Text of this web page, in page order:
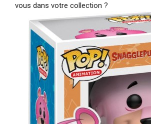
vous dans votre collection ?